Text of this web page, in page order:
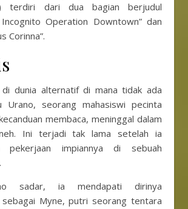
terdiri dari dua bagian berjudul
Incognito Operation Downtown” dan
Corinna”.
dunia alternatif di mana tidak ada
Urano, seorang mahasiswi pecinta
membaca, meninggal dalam
Ini terjadi tak lama setelah ia
pekerjaan impiannya di sebuah
sadar, ia mendapati dirinya
sebagai Myne, putri seorang tentara